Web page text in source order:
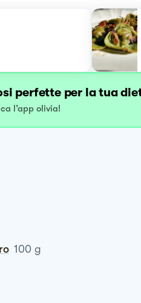
perfette per la tua
l’app olivia!
100 g